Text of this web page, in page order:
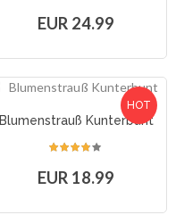
EUR 24.99
HOT
Blumenstrauß Kunterbunt
EUR 18.99